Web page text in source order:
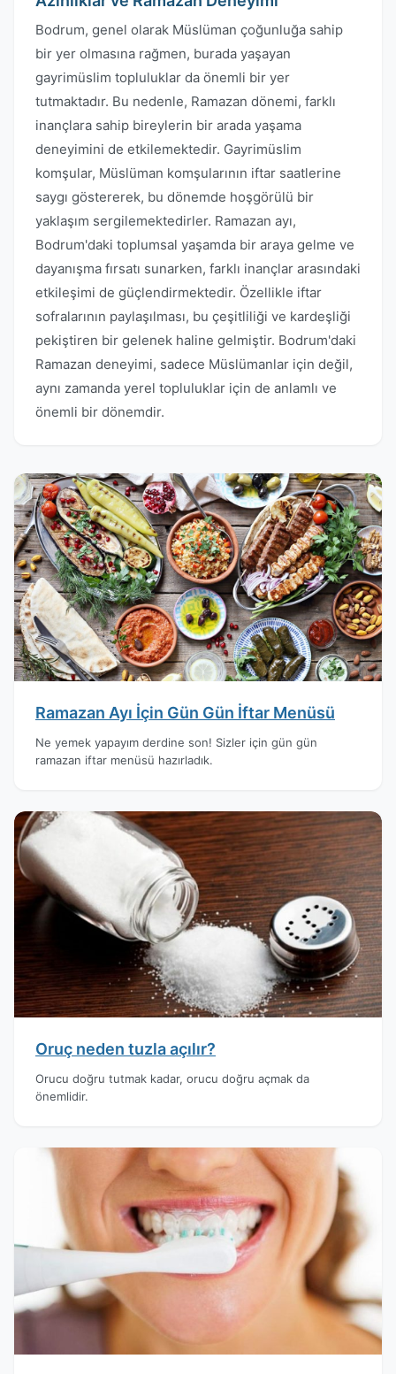
Bodrum, genel olarak Müslüman çoğunluğa sahip
bir yer olmasına rağmen, burada yaşayan
gayrimüslim topluluklar da önemli bir yer
tutmaktadır. Bu nedenle, Ramazan dönemi, farklı
inançlara sahip bireylerin bir arada yaşama
deneyimini de etkilemektedir. Gayrimüslim
komşular, Müslüman komşularının iftar saatlerine
saygı göstererek, bu dönemde hoşgörülü bir
yaklaşım sergilemektedirler. Ramazan ayı,
Bodrum'daki toplumsal yaşamda bir araya gelme ve
dayanışma fırsatı sunarken, farklı inançlar arasındaki
etkileşimi de güçlendirmektedir. Özellikle iftar
sofralarının paylaşılması, bu çeşitliliği ve kardeşliği
pekiştiren bir gelenek haline gelmiştir. Bodrum'daki
Ramazan deneyimi, sadece Müslümanlar için değil,
aynı zamanda yerel topluluklar için de anlamlı ve
önemli bir dönemdir.
Ramazan Ayı İçin Gün Gün İftar Menüsü
Ne yemek yapayım derdine son! Sizler için gün gün
ramazan iftar menüsü hazırladık.
Oruç neden tuzla açılır?
Orucu doğru tutmak kadar, orucu doğru açmak da
önemlidir.